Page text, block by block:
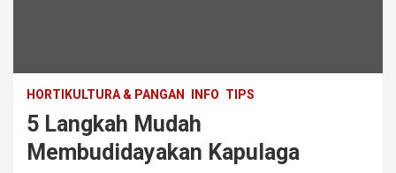
HORTIKULTURA & PANGAN INFO TIPS
5 Langkah Mudah
Membudidayakan Kapulaga